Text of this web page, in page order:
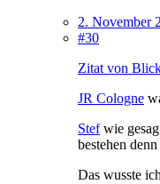
2. November
#30
Zitat von
JR Cologne
Stefwie
bestehen
Das wusste